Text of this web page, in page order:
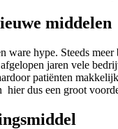
middelen
ware hype. Steeds
jaren vele
patiënten
hier dus een groot